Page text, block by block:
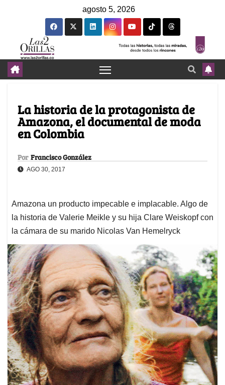
agosto 5, 2026
La historia de la protagonista de
Amazona, el documental de moda
en Colombia
Por Francisco González
AGO 30, 2017
Amazona un producto impecable e implacable. Algo de
la historia de Valerie Meikle y su hija Clare Weiskopf con
la cámara de su marido Nicolas Van Hemelryck